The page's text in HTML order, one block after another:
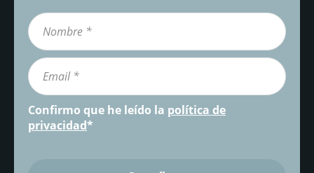
Confirmo que he leído la política de
privacidad*